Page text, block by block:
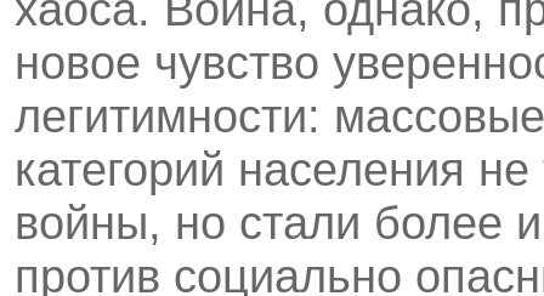
новое чувство
легитимности:
категорий населения
войны, но стали более
против социально